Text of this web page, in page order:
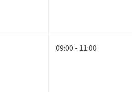
09:00 - 11:00